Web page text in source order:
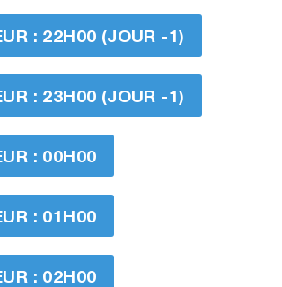
: 22H00 (JOUR -1)
: 23H00 (JOUR -1)
: 00H00
: 01H00
: 02H00